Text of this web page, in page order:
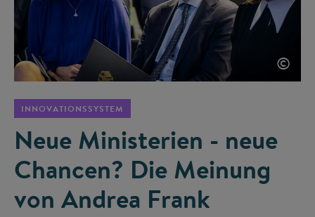
©
INNOVATIONSSYSTEM
Neue Ministerien - neue
Chancen? Die Meinung
von Andrea Frank